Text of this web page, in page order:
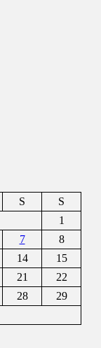
S
S
1
7
8
14
15
21
22
28
29